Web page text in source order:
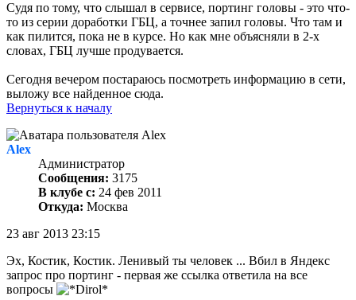
Судя по тому, что слышал в сервисе, портинг головы - это что-
то из серии доработки ГБЦ, а точнее запил головы. Что там и
как пилится, пока не в курсе. Но как мне объясняли в 2-х
словах, ГБЦ лучше продувается.
Сегодня вечером постараюсь посмотреть информацию в сети,
выложу все найденное сюда.
Вернуться к началу
Alex
Администратор
Сообщения: 3175
В клубе с: 24 фев 2011
Откуда: Москва
23 авг 2013 23:15
Эх, Костик, Костик. Ленивый ты человек ... Вбил в Яндекс
запрос про портинг - первая же ссылка ответила на все
вопросы